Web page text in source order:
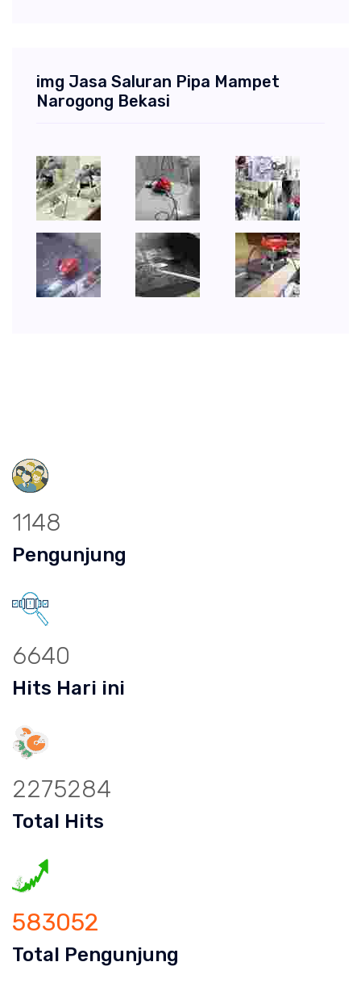
img Jasa Saluran Pipa Mampet
Narogong Bekasi
1148
Pengunjung
6640
Hits Hari ini
2275284
Total Hits
583052
Total Pengunjung